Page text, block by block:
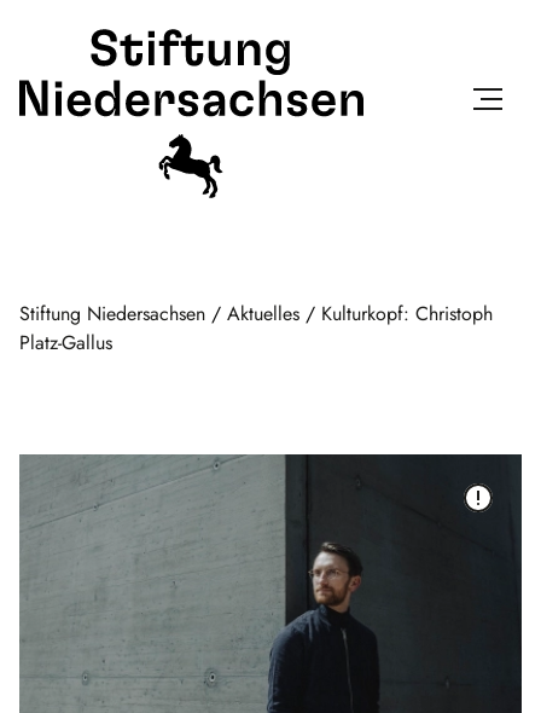
Stiftung Niedersachsen / Aktuelles / Kulturkopf: Christoph
Platz-Gallus